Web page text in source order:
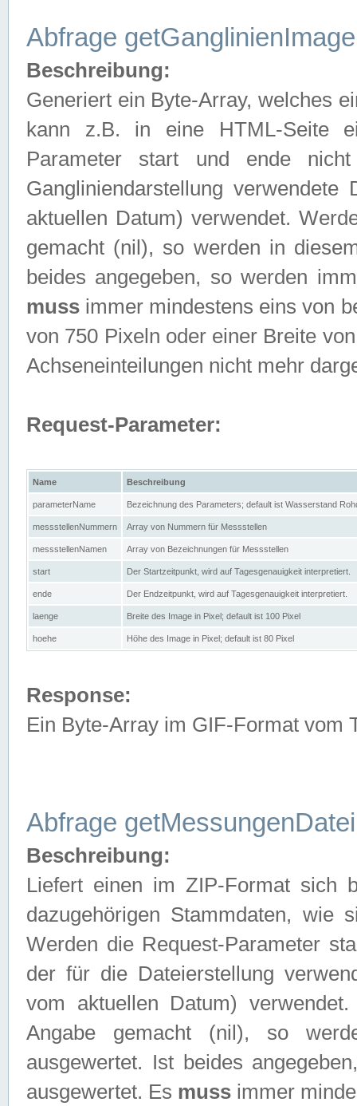
Abfrage getGanglinienImage
Beschreibung:
Generiert ein Byte-Array, welches
kann z.B. in eine HTML-Seite
Parameter start und ende
Gangliniendarstellung
aktuellen Datum) verwendet.
gemacht (nil), so werden in
beides angegeben, so werden
muss immer mindestens eins von
von 750 Pixeln oder einer Breite
Achseneinteilungen nicht mehr
Request-Parameter:
Name Beschreibung
parameterName Bezeichnung des Parameters; default ist Wasserstand
messstellenNummern Array von Nummern für Messstellen
messstellenNamen Array von Bezeichnungen für Messstellen
start Der Startzeitpunkt, wird auf Tagesgenauigkeit interpretiert.
ende Der Endzeitpunkt, wird auf Tagesgenauigkeit interpretiert.
laenge Breite des Image in Pixel; default ist 100 Pixel
hoehe Höhe des Image in Pixel; default ist 80 Pixel
Response:
Ein Byte-Array im GIF-Format vom
Abfrage getMessungenDatei
Beschreibung:
Liefert einen im ZIP-Format sich
dazugehörigen Stammdaten, wie
Werden die Request-Parameter
der für die Dateierstellung
vom aktuellen Datum)
Angabe gemacht (nil), so
ausgewertet. Ist beides
ausgewertet. Es muss immer